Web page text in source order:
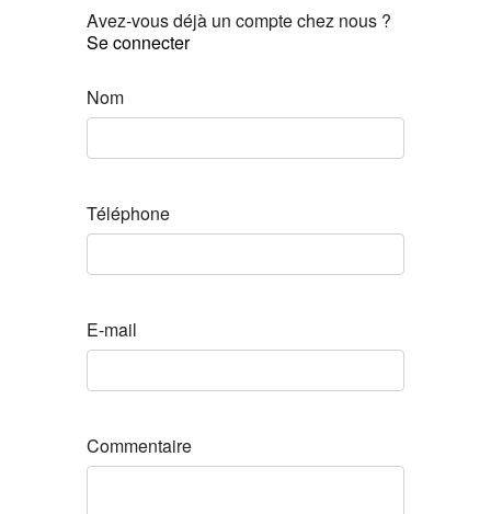
Avez-vous déjà un compte chez nous ?
Se connecter
Nom
Téléphone
E-mail
Commentaire